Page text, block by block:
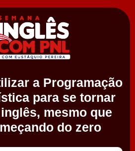
a Programação
para se tornar
mesmo que
do zero